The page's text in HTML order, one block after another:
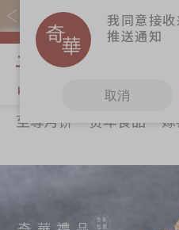
易赏钱会员凭推广码购买
关于奇华 奇华饼食
嫁喜礼
至尊月饼 贺年食品
我同意接
推送通知
取消